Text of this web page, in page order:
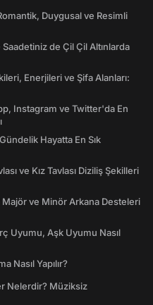
Duygusal ve Resimli
de Çil Çil Altınlarda
Enerjileri ve Şifa Alanları:
Instagram ve Twitter'da En
Hayatta En Sık
ve Kız Tavlası Diziliş Şekilleri
Majör ve Minör Arkana Desteleri
Uyumu, Aşk Uyumu Nasıl
Nasıl Yapılır?
Nelerdir? Müziksiz